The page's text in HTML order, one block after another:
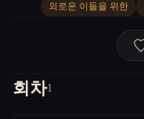
외로운 이들을 위한
회차1